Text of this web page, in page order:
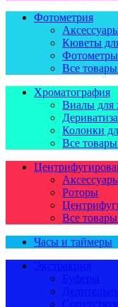
Фотометрия
Кюветы
Фотометры
Все
Хроматография
Виалы для
Колонки
Все
Роторы
Все
Часы и таймеры
Экстракция
Буферы